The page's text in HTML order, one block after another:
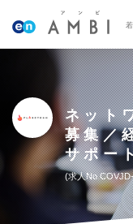
ネット
募集／
サポー
求人